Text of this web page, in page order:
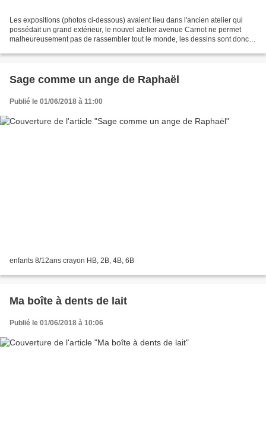
Les expositions (photos ci-dessous) avaient lieu dans l'ancien atelier qui
possédait un grand extérieur, le nouvel atelier avenue Carnot ne permet
malheureusement pas de rassembler tout le monde, les dessins sont donc
Sage comme un ange de Raphaël
Publié le 01/06/2018 à 11:00
enfants 8/12ans crayon HB, 2B, 4B, 6B
Ma boîte à dents de lait
Publié le 01/06/2018 à 10:06